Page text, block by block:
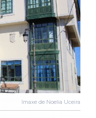
Imaxe de Noelia Uceira